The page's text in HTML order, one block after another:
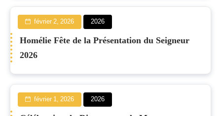
février 2, 2026 2026
Homélie Fête de la Présentation du Seigneur
2026
février 1, 2026 2026